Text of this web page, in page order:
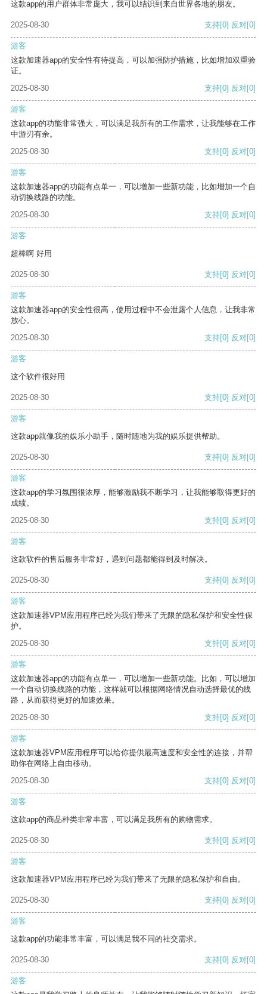
这款app的用户群体非常庞大，我可以结识到来自世界各地的朋友。
2025-08-30 支持[0] 反对[0]
游客
这款加速器app的安全性有待提高，可以加强防护措施，比如增加双重验
证。
2025-08-30
支持[0] 反对[0]
游客
这款app的功能非常强大，可以满足我所有的工作需求，让我能够在工作
中游刃有余。
2025-08-30
支持[0] 反对[0]
游客
这款加速器app的功能有点单一，可以增加一些新功能，比如增加一个自
动切换线路的功能。
2025-08-30
支持[0] 反对[0]
游客
超棒啊 好用
2025-08-30 支持[0] 反对[0]
游客
这款加速器app的安全性很高，使用过程中不会泄露个人信息，让我非常
放心。
2025-08-30
支持[0] 反对[0]
游客
这个软件很好用
2025-08-30 支持[0] 反对[0]
游客
这款app就像我的娱乐小助手，随时随地为我的娱乐提供帮助。
2025-08-30 支持[0] 反对[0]
游客
这款app的学习氛围很浓厚，能够激励我不断学习，让我能够取得更好的
成绩。
2025-08-30
支持[0] 反对[0]
游客
这款软件的售后服务非常好，遇到问题都能得到及时解决。
2025-08-30 支持[0] 反对[0]
游客
这款加速器VPM应用程序已经为我们带来了无限的隐私保护和安全性保
护。
2025-08-30
支持[0] 反对[0]
游客
这款加速器app的功能有点单一，可以增加一些新功能。比如，可以增加
一个自动切换线路的功能，这样就可以根据网络情况自动选择最优的线
路，从而获得更好的加速效果。
2025-08-30
支持[0] 反对[0]
游客
这款加速器VPM应用程序可以给你提供最高速度和安全性的连接，并帮
助你在网络上自由移动。
2025-08-30
支持[0] 反对[0]
游客
这款app的商品种类非常丰富，可以满足我所有的购物需求。
2025-08-30 支持[0] 反对[0]
游客
这款加速器VPM应用程序已经为我们带来了无限的隐私保护和自由。
2025-08-30 支持[0] 反对[0]
游客
这款app的功能非常丰富，可以满足我不同的社交需求。
2025-08-30 支持[0] 反对[0]
游客